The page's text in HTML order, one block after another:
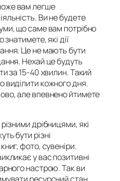
вам легше
Ви не будете
що саме вам потрібно
знатимете, які дії
Це не мають бути
Нехай це будуть
за 15-40 хвилин. Такий
виділити кожного дня.
але впевнено йтимете
дрібницями, які
бути різні
фото, сувеніри.
у вас позитивні
настрою. Так ви